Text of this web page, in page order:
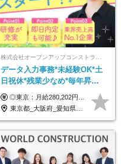
データ入力事務*未経験OK*土
日祝休*残業少なめ*毎年昇給
あり*面接1回*月収37万円可/o
◎東京：月給280,202円～402,430円 ◎大阪：月給269,824円～392,052円 ◎名古屋：月給285,967円～408,195円 ◎その他：月給265,212円～387,440円 ※試用期間3か月／待遇は研修期間中のみ変更あり （東京：23.9万円～、大阪：月給23.4万円～、名古屋：月給24.2万円～、その他：月給23.1万円～） ※固定残業代（配属後に支給）・一律手当を含む ※固定残業代は残業がない場合も支給し、超過分は別途支給する ※年齢、経験、能力を考慮し、支給額を決定します。
東京都_大阪府_愛知県_北海道_宮城県_新潟県_石川県_静岡県_広島県_福岡県_沖縄県